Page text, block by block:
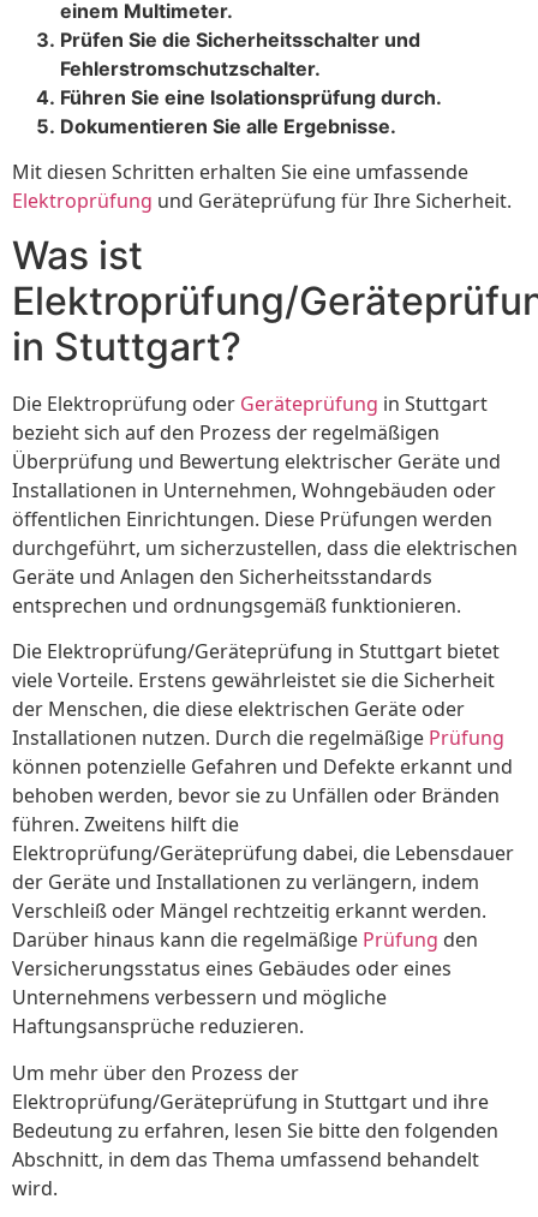
einem Multimeter.
Prüfen Sie die Sicherheitsschalter und
Fehlerstromschutzschalter.
Führen Sie eine Isolationsprüfung durch.
Dokumentieren Sie alle Ergebnisse.
Mit diesen Schritten erhalten Sie eine umfassende
Elektroprüfung und Geräteprüfung für Ihre Sicherheit.
Was ist
Elektroprüfung/
in Stuttgart?
Die Elektroprüfung oder Geräteprüfung in Stuttgart
bezieht sich auf den Prozess der regelmäßigen
Überprüfung und Bewertung elektrischer Geräte und
Installationen in Unternehmen, Wohngebäuden oder
öffentlichen Einrichtungen. Diese Prüfungen werden
durchgeführt, um sicherzustellen, dass die elektrischen
Geräte und Anlagen den Sicherheitsstandards
entsprechen und ordnungsgemäß funktionieren.
Die Elektroprüfung/Geräteprüfung in Stuttgart bietet
viele Vorteile. Erstens gewährleistet sie die Sicherheit
der Menschen, die diese elektrischen Geräte oder
Installationen nutzen. Durch die regelmäßige Prüfung
können potenzielle Gefahren und Defekte erkannt und
behoben werden, bevor sie zu Unfällen oder Bränden
führen. Zweitens hilft die
Elektroprüfung/Geräteprüfung dabei, die Lebensdauer
der Geräte und Installationen zu verlängern, indem
Verschleiß oder Mängel rechtzeitig erkannt werden.
Darüber hinaus kann die regelmäßige Prüfung den
Versicherungsstatus eines Gebäudes oder eines
Unternehmens verbessern und mögliche
Haftungsansprüche reduzieren.
Um mehr über den Prozess der
Elektroprüfung/Geräteprüfung in Stuttgart und ihre
Bedeutung zu erfahren, lesen Sie bitte den folgenden
Abschnitt, in dem das Thema umfassend behandelt
wird.